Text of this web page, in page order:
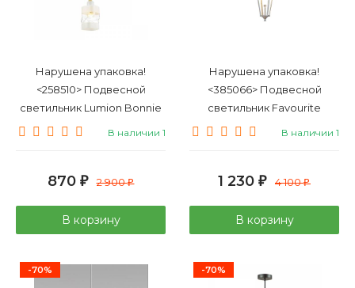
Нарушена упаковка!
<258510> Подвесной
светильник Lumion Bonnie
4491/1
В наличии 1
870 ₽ 2 900₽
В корзину
Нарушена упаковка!
<385066> Подвесной
светильник Favourite
Lampion 4002-1P
В наличии 1
1 230 ₽ 4 100₽
В корзину
-70% -70%